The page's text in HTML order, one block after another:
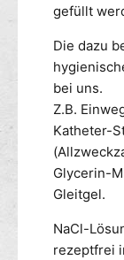
l
k
o
n
1
0
e
r
P
a
c
k
e
x
S
i
l
i
k
o
n
1
0
e
gefüllt
Die dazu
bei uns.
Z.B.
Katheter-
Glycerin-
Gleitgel.
NaCl-
rezeptfrei